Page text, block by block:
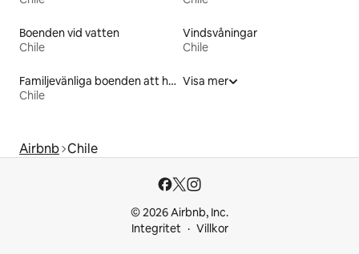
Boenden vid vatten
Chile
Vindsvåningar
Chile
Familjevänliga boenden att hyra
Chile
Visa mer
Airbnb Chile
© 2026 Airbnb, Inc.
Integritet
Villkor